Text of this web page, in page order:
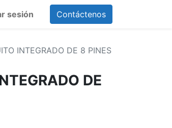
sesión Contáctenos
INTEGRADO DE 8 PINES
DE